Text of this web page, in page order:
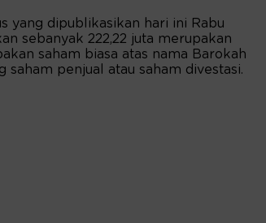
yang dipublikasikan hari ini Rabu
sebanyak 222,22 juta merupakan
saham biasa atas nama Barokah
saham penjual atau saham divestasi.